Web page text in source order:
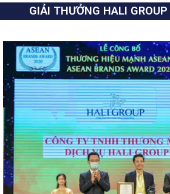
GIẢI THƯỞNG HALI